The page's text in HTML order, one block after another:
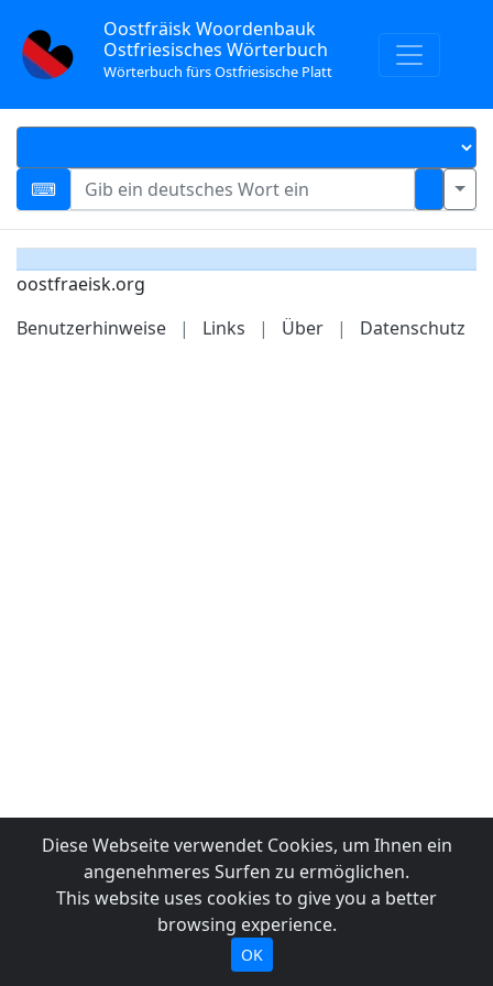
Oostfräisk Woordenbauk
Ostfriesisches Wörterbuch
Wörterbuch fürs Ostfriesische Platt
oostfraeisk.org
Benutzerhinweise
| Links | Über | Datenschutz
Diese Webseite verwendet Cookies, um Ihnen ein
angenehmeres Surfen zu ermöglichen.
This website uses cookies to give you a better
browsing experience.
OK